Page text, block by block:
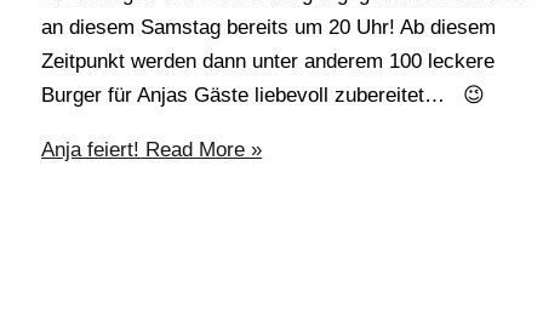
an diesem Samstag bereits um 20 Uhr! Ab diesem
Zeitpunkt werden dann unter anderem 100 leckere
Burger für Anjas Gäste liebevoll zubereitet… 😉
Anja feiert! Read More »